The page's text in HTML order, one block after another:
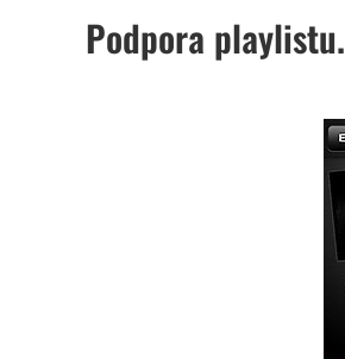
Podpora playlistu.